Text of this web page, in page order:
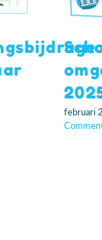
februari